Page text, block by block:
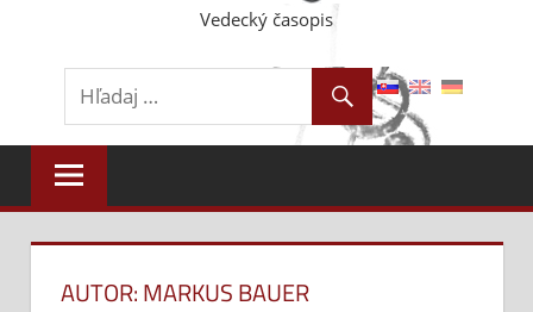
Vedecký časopis
AUTOR: MARKUS BAUER